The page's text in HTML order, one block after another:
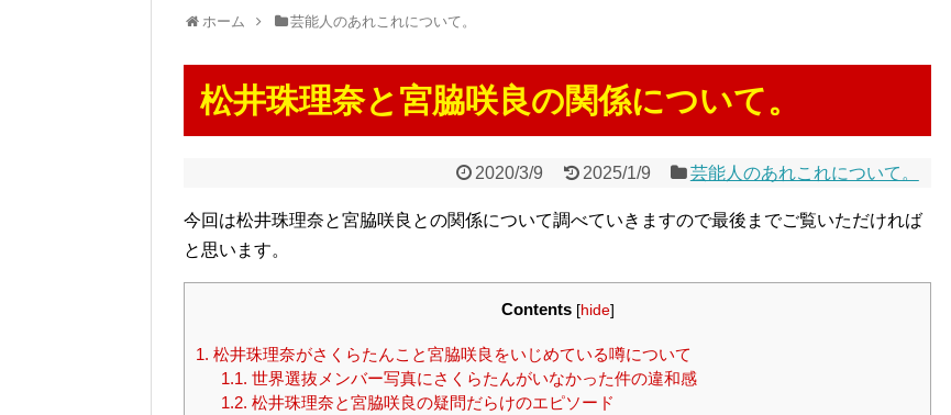
ホーム 芸能人のあれこれについて。
松井珠理奈と宮脇咲良の関係について。
2020/3/9 2025/1/9 芸能人のあれこれについて。
今回は松井珠理奈と宮脇咲良との関係について調べていきますので最後までご覧いただければ
と思います。
Contents [hide]
1. 松井珠理奈がさくらたんこと宮脇咲良をいじめている噂について
1.1. 世界選抜メンバー写真にさくらたんがいなかった件の違和感
1.2. 松井珠理奈と宮脇咲良の疑問だらけのエピソード